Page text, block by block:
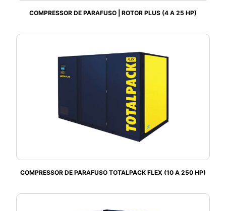
COMPRESSOR DE PARAFUSO | ROTOR PLUS (4 A 25 HP)
COMPRESSOR DE PARAFUSO TOTALPACK FLEX (10 A 250 HP)